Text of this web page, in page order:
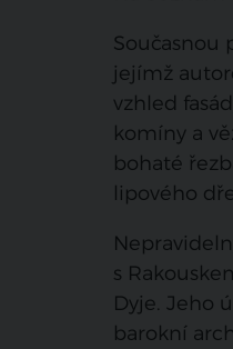
Současnou
jejímž
vzhled
komíny a
bohaté
lipového
s
Dyje. Jeho
barokní